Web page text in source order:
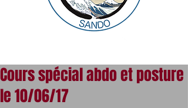
Cours spécial abdo et posture
le 10/06/17